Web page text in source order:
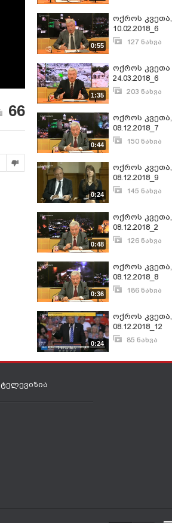
66
0:55
ოქროს კვეთა,
10.02.2018_6
127 ნახვა
1:35
ოქროს კვეთა
24.03.2018_6
203 ნახვა
0:44
ოქროს კვეთა,
08.12.2018_7
150 ნახვა
0:24
ოქროს კვეთა,
08.12.2018_9
145 ნახვა
0:48
ოქროს კვეთა,
08.12.2018_2
126 ნახვა
0:36
ოქროს კვეთა,
08.12.2018_8
186 ნახვა
0:24
ოქროს კვეთა,
08.12.2018_12
85 ნახვა
ტელევიზია